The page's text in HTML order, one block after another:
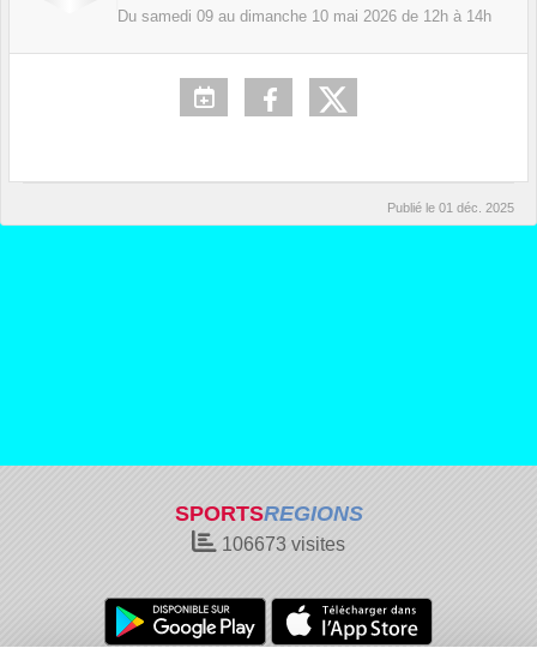
Du samedi 09 au dimanche 10 mai 2026 de 12h à 14h
Publié le 01 déc. 2025
SPORTSREGIONS
106673 visites